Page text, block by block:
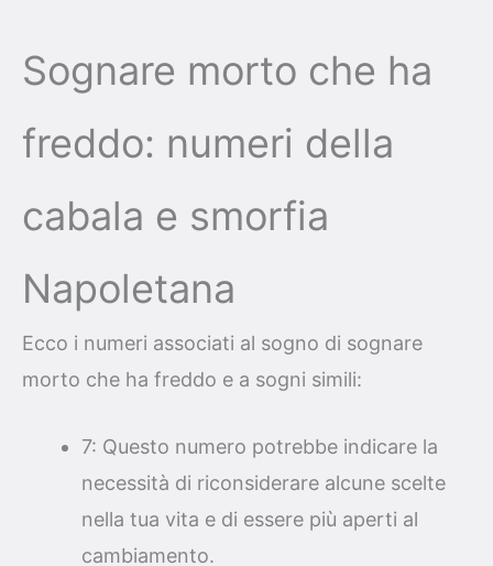
Sognare morto che ha
freddo: numeri della
cabala e smorfia
Napoletana
Ecco i numeri associati al sogno di sognare
morto che ha freddo e a sogni simili:
7: Questo numero potrebbe indicare la
necessità di riconsiderare alcune scelte
nella tua vita e di essere più aperti al
cambiamento.